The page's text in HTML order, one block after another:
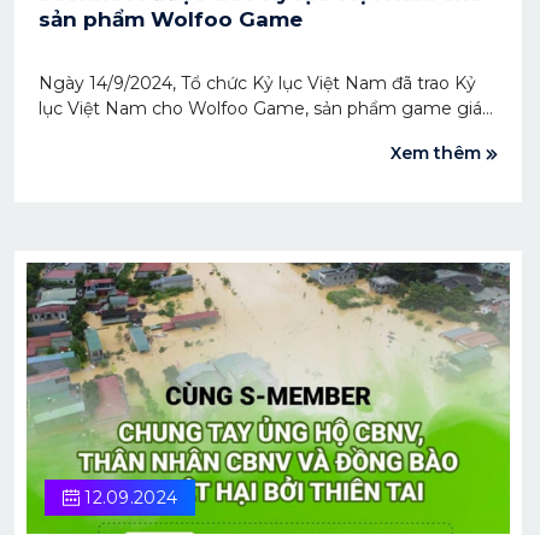
sản phẩm Wolfoo Game
Ngày 14/9/2024, Tổ chức Kỷ lục Việt Nam đã trao Kỷ
lục Việt Nam cho Wolfoo Game, sản phẩm game giáo
Wolfoo. Đây là Kỷ lục Việt Nam thứ 3 được trao cho
Xem thêm
12.09.2024